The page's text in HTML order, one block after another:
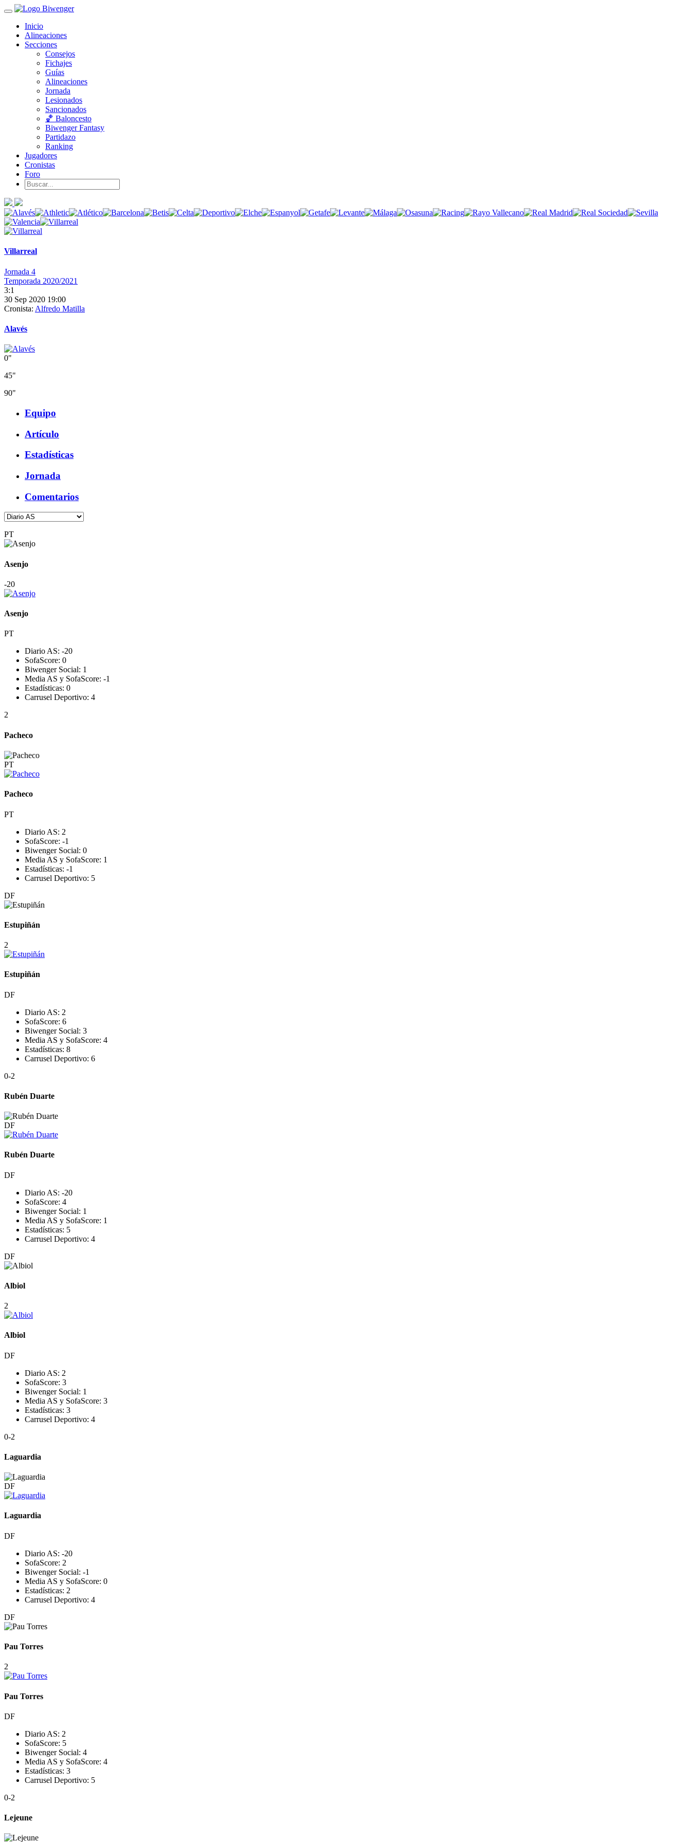
Inicio
Alineaciones
Secciones
Consejos
Fichajes
Guías
Alineaciones
Jornada
Lesionados
Sancionados
🏀 Baloncesto
Biwenger Fantasy
Partidazo
Ranking
Jugadores
Cronistas
Foro
Villarreal
Jornada 4
Temporada 2020/2021
3:1
30 Sep 2020 19:00
Cronista: Alfredo Matilla
Alavés
0"
45"
90"
Equipo
Artículo
Estadísticas
Jornada
Comentarios
PT
Asenjo
-20
Asenjo
PT
Diario AS: -20
SofaScore: 0
Biwenger Social: 1
Media AS y SofaScore: -1
Estadísticas: 0
Carrusel Deportivo: 4
2
Pacheco
PT
Pacheco
PT
Diario AS: 2
SofaScore: -1
Biwenger Social: 0
Media AS y SofaScore: 1
Estadísticas: -1
Carrusel Deportivo: 5
DF
Estupiñán
2
Estupiñán
DF
Diario AS: 2
SofaScore: 6
Biwenger Social: 3
Media AS y SofaScore: 4
Estadísticas: 8
Carrusel Deportivo: 6
0-2
Rubén Duarte
DF
Rubén Duarte
DF
Diario AS: -20
SofaScore: 4
Biwenger Social: 1
Media AS y SofaScore: 1
Estadísticas: 5
Carrusel Deportivo: 4
DF
Albiol
2
Albiol
DF
Diario AS: 2
SofaScore: 3
Biwenger Social: 1
Media AS y SofaScore: 3
Estadísticas: 3
Carrusel Deportivo: 4
0-2
Laguardia
DF
Laguardia
DF
Diario AS: -20
SofaScore: 2
Biwenger Social: -1
Media AS y SofaScore: 0
Estadísticas: 2
Carrusel Deportivo: 4
DF
Pau Torres
2
Pau Torres
DF
Diario AS: 2
SofaScore: 5
Biwenger Social: 4
Media AS y SofaScore: 4
Estadísticas: 3
Carrusel Deportivo: 5
0-2
Lejeune